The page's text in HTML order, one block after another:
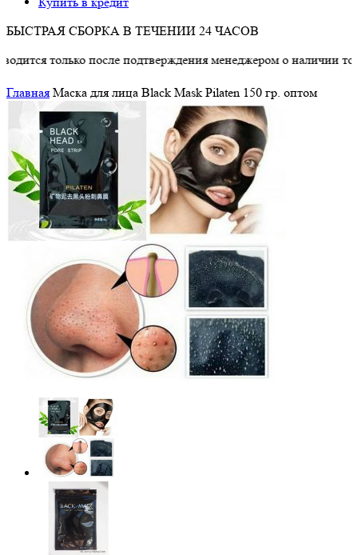
БЫСТРАЯ СБОРКА В ТЕЧЕНИИ 24 ЧАСОВ
после подтверждения менеджером о наличии товара.
Главная Маска для лица Black Mask Pilaten 150 гр. оптом